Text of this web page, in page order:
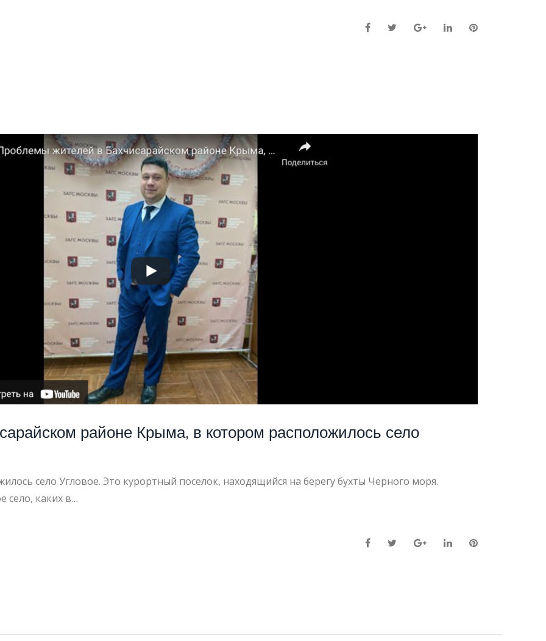
FacebookTwitter Google+LinkedIn
районе Крыма, в котором расположилось село
село Угловое. Это курортный поселок, находящийся на берегу бухты Черного моря.
село, каких в…
FacebookTwitter Google+LinkedIn